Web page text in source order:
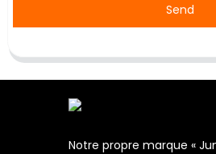
Send
Notre propre marque «